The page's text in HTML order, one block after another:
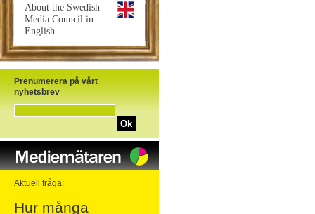
About the Swedish
Media Council in
English.
Prenumerera på vårt
nyhetsbrev
Ok
Aktuell fråga:
Hur många